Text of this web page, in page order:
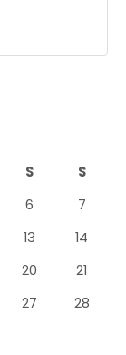
S
S
6
7
13
14
20
21
27
28